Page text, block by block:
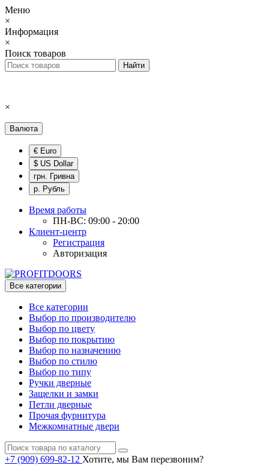
Меню
×
Информация
×
Поиск товаров
×
Валюта
€ Euro
$ US Dollar
грн. Гривна
р. Рубль
Время работы
ПН-ВС: 09:00 - 20:00
Клиент-центр
Регистрация
Авторизация
Все категории
Все категории
Выбор по производителю
Выбор по цвету
Выбор по покрытию
Выбор по назначению
Выбор по стилю
Выбор по типу
Ручки дверные
Защелки и замки
Петли дверные
Прочая фурнитура
Межкомнатные двери
+7 (909) 699-82-12 Хотите, мы Вам перезвоним?